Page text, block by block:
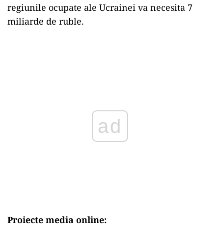
regiunile ocupate ale Ucrainei va necesita 7
miliarde de ruble.
ad
Proiecte media online: